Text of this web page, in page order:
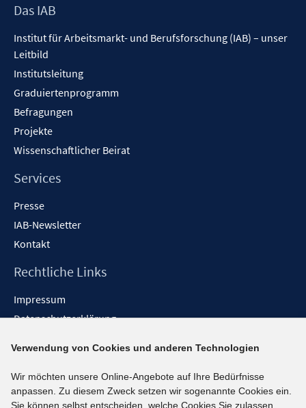
Footer
Das IAB
Institut für Arbeitsmarkt- und Berufsforschung (IAB) – unser
Leitbild
Institutsleitung
Graduiertenprogramm
Befragungen
Projekte
Wissenschaftlicher Beirat
Services
Presse
IAB-Newsletter
Kontakt
Rechtliche Links
Impressum
Datenschutzerklärung
Barrieren melden
Social-Media-Kanäle
Verwendung von Cookies und anderen Technologien
Wir möchten unsere Online-Angebote auf Ihre Bedürfnisse
anpassen. Zu diesem Zweck setzen wir sogenannte Cookies ein.
Sie können selbst entscheiden, welche Cookies Sie zulassen.